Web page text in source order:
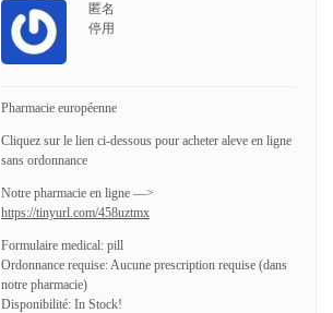
匿名
停用
Pharmacie européenne
Cliquez sur le lien ci-dessous pour acheter aleve en ligne
sans ordonnance
Notre pharmacie en ligne —>
https://tinyurl.com/458uztmx
Formulaire medical: pill
Ordonnance requise: Aucune prescription requise (dans
notre pharmacie)
Disponibilité: In Stock!